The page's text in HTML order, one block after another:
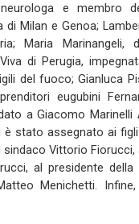
e membro
di Milan e Genoa;
Maria Marinangeli,
di Perugia,
del fuoco; Gianluca
eugubini
a Giacomo
è stato assegnato ai
Vittorio Fiorucci,
al presidente
Menichetti.